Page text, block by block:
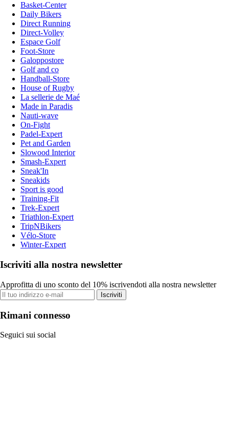
Basket-Center
Daily Bikers
Direct Running
Direct-Volley
Espace Golf
Foot-Store
Galoppostore
Golf and co
Handball-Store
House of Rugby
La sellerie de Maé
Made in Paradis
Nauti-wave
On-Fight
Padel-Expert
Pet and Garden
Slowood Interior
Smash-Expert
Sneak'In
Sneakids
Sport is good
Training-Fit
Trek-Expert
Triathlon-Expert
TripNBikers
Vélo-Store
Winter-Expert
Iscriviti alla nostra newsletter
Approfitta di uno sconto del 10% iscrivendoti alla nostra newsletter
Iscriviti
Rimani connesso
Seguici sui social